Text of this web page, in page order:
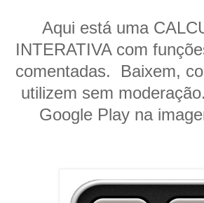
Aqui está uma
INTERATIVA com
comentadas. Baixem,
utilizem sem
Google Play na